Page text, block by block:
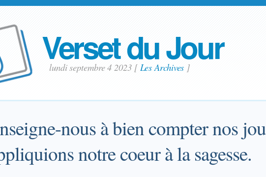
Verset du Jour
lundi septembre 4 2023 [ Les Archives ]
nous à bien compter nos
notre coeur à la sagesse.